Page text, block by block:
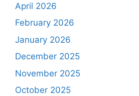
April 2026
February 2026
January 2026
December 2025
November 2025
October 2025